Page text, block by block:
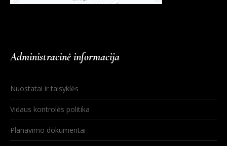
Administracinė informacija
Nuostatai ir taisyklės
Vidaus kontrolės politika
Planavimo dokumentai